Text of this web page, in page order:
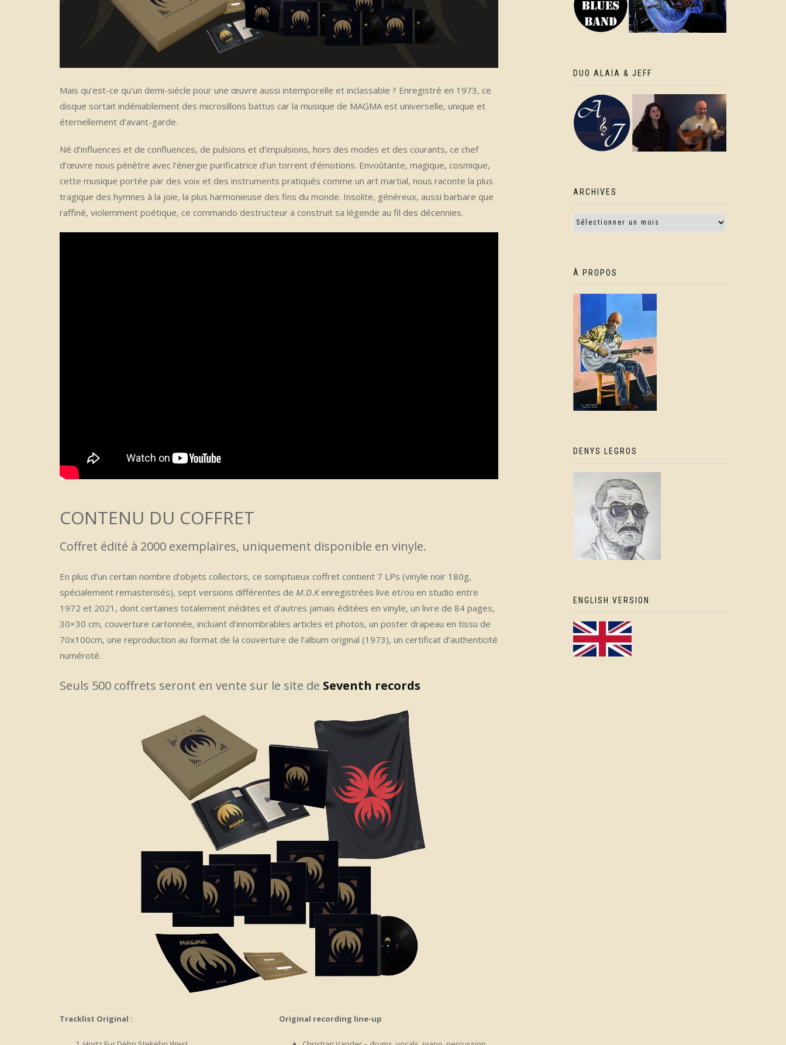
Mais qu’est-ce qu’un demi-siècle pour une œuvre aussi intemporelle et inclassable ? Enregistré en 1973, ce
disque sortait indéniablement des microsillons battus car la musique de MAGMA est universelle, unique et
éternellement d’avant-garde.
Né d’influences et de confluences, de pulsions et d’impulsions, hors des modes et des courants, ce chef
d’œuvre nous pénètre avec l’énergie purificatrice d’un torrent d’émotions. Envoûtante, magique, cosmique,
cette musique portée par des voix et des instruments pratiqués comme un art martial, nous raconte la plus
tragique des hymnes à la joie, la plus harmonieuse des fins du monde. Insolite, généreux, aussi barbare que
raffiné, violemment poétique, ce commando destructeur a construit sa légende au fil des décennies.
CONTENU DU COFFRET
Coffret édité à 2000 exemplaires, uniquement disponible en vinyle.
En plus d’un certain nombre d’objets collectors, ce somptueux coffret contient 7 LPs (vinyle noir 180g,
spécialement remasterisés), sept versions différentes de M.D.Kenregistrées live et/ou en studio entre
1972 et 2021, dont certaines totalement inédites et d’autres jamais éditées en vinyle, un livre de 84 pages,
30×30 cm, couverture cartonnée, incluant d’innombrables articles et photos, un poster drapeau en tissu de
70x100cm, une reproduction au format de la couverture de l’album original (1973), un certificat d’authenticité
numéroté.
Seuls 500 coffrets seront en vente sur le site de Seventh records
Tracklist Original : Original recording line-up
DUO ALAIA & JEFF
ARCHIVES
À PROPOS
DENYS LEGROS
ENGLISH VERSION